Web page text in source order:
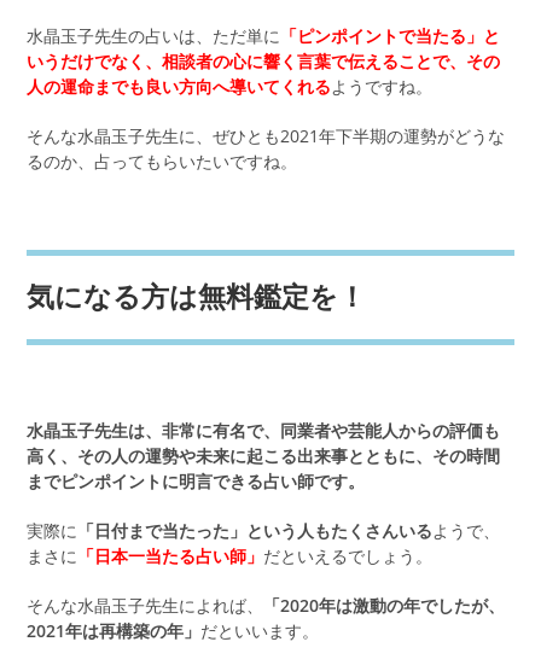
水晶玉子先生の占いは、ただ単に 「ピンポイントで当たる」と
いうだけでなく、相談者の心に響く言葉で伝えることで、その
人の運命までも良い方向へ導いてくれるようですね。
そんな水晶玉子先生に、ぜひとも2021年下半期の運勢がどうな
るのか、占ってもらいたいですね。
気になる方は無料鑑定を！
水晶玉子先生は、非常に有名で、同業者や芸能人からの評価も
高く、その人の運勢や未来に起こる出来事とともに、その時間
までピンポイントに明言できる占い師です。
実際に 「日付まで当たった」という人もたくさんいるようで、
まさに 「日本一当たる占い師」 だといえるでしょう。
そんな水晶玉子先生によれば、
「2020年は激動の年でしたが、
2021年は再構築の年」 だといいます。